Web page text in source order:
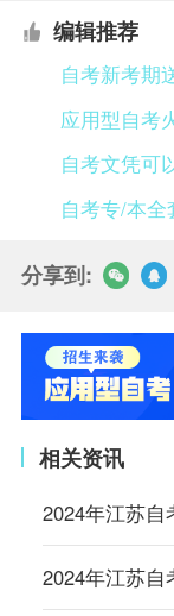
编辑推荐
自考新考期
应用型自考
自考文凭可
自考专/本
分享到:
相关资讯
2024年江苏
2024年江苏